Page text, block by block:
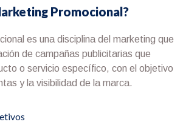
Promocional?
es una disciplina del marketing que
de campañas publicitarias que
o servicio específico, con el objetivo
y la visibilidad de la marca.